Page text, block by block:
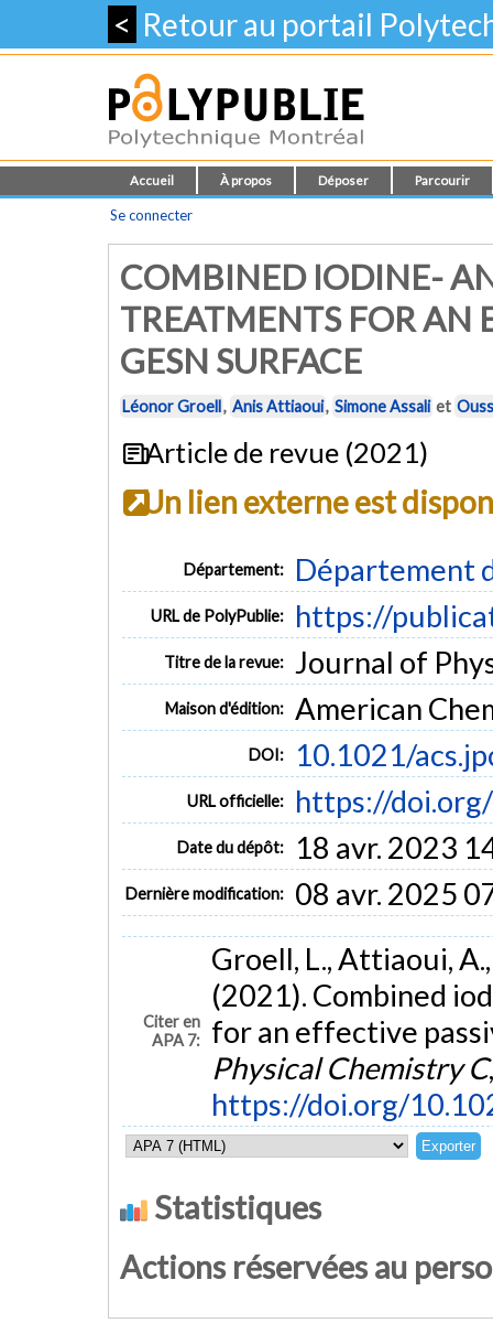
< Retour au portail
Accueil À propos Déposer Parcourir
Se connecter
COMBINED IODINE-
TREATMENTS FOR AN
GESN SURFACE
Léonor Groell, Anis Attiaoui, Simone Assali et
Article de revue (2021)
Un lien externe est
Département: Département
URL de PolyPublie: https://
Titre de la revue: Journal of
Maison d'édition: American
DOI: 10.1021/
URL officielle: https://
Date du dépôt: 18 avr. 2023
Dernière modification: 08 avr. 2025
Citer en
APA 7:
Groell, L., Attiaoui,
(2021). Combined
for an effective
Physical Chemistry C
https://doi.org/
Statistiques
Actions réservées au